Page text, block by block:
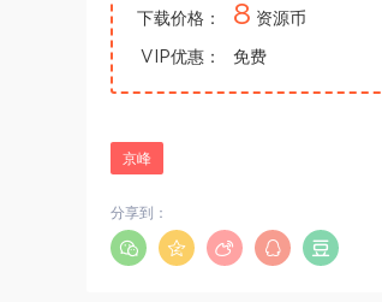
下载价格： 8 资源币
VIP优惠： 免费
京峰
分享到：